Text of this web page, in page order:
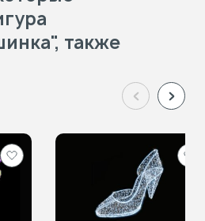
также
Добавить
в
в